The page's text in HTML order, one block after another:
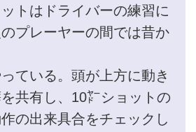
トはドライバーの練習に
プレーヤーの間では昔か
ている。頭が上方に動き
共有し、10㍎ショットの
の出来具合をチェックし